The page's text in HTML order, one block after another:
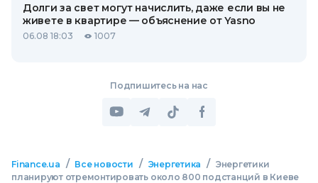
Долги за свет могут начислить, даже если вы не
живете в квартире — объяснение от Yasno
06.08 18:03 1007
Подпишитесь на нас
Finance.ua / Все новости / Энергетика / Энергетики
планируют отремонтировать около 800 подстанций в Киеве